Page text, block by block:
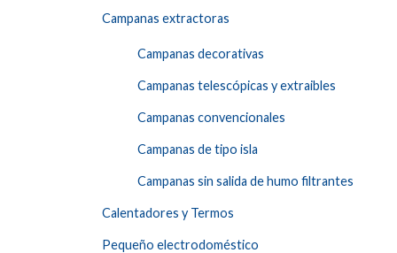
Campanas extractoras
Campanas decorativas
Campanas telescópicas y extraibles
Campanas convencionales
Campanas de tipo isla
Campanas sin salida de humo filtrantes
Calentadores y Termos
Pequeño electrodoméstico